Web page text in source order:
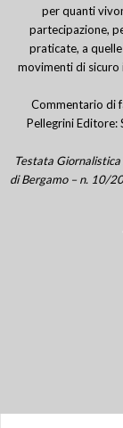
per quanti
partecipazione,
praticate, a
movimenti di sicuro
Commentario di
Pellegrini Editore:
Testata
di Bergamo – n. 10/